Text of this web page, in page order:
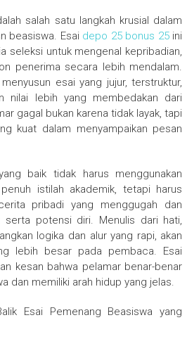
salah satu langkah krusial dalam
beasiswa. Esai depo 25 bonus 25ini
seleksi untuk mengenal kepribadian,
penerima secara lebih mendalam.
esai yang jujur, terstruktur,
nilai lebih yang membedakan dari
gagal bukan karena tidak layak, tapi
kuat dalam menyampaikan pesan
baik tidak harus menggunakan
istilah akademik, tetapi harus
pribadi yang menggugah dan
serta potensi diri. Menulis dari hati,
logika dan alur yang rapi, akan
lebih besar pada pembaca. Esai
kesan bahwa pelamar benar-benar
dan memiliki arah hidup yang jelas.
Esai Pemenang Beasiswa yang